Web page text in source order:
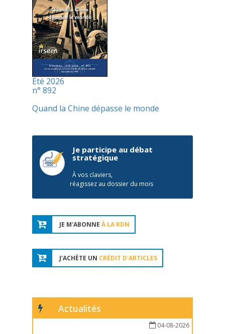
Été 2026
n° 892
Quand la Chine dépasse le monde
Je participe au débat
stratégique
À vos claviers,
réagissez au dossier du mois
JE M'ABONNE À LA RDN
J'ACHÈTE UN CRÉDIT D'ARTICLES
Actualités
04-08-2026